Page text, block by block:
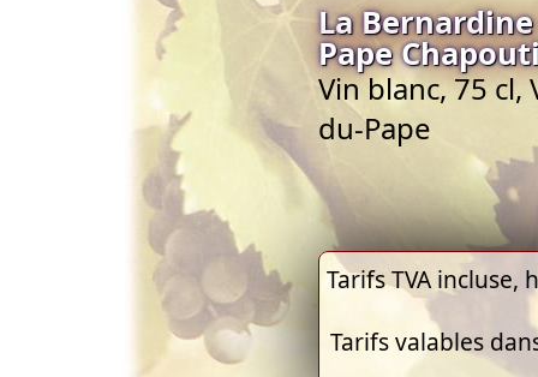
La
Pape
Vin blanc, 75 cl,
du-Pape
Tarifs TVA
Tarifs valables